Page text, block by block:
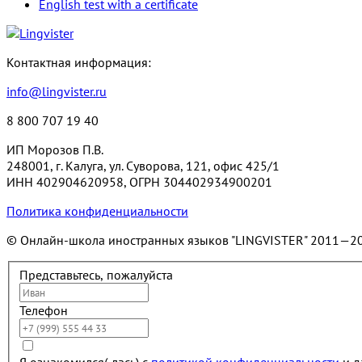
English test with a certificate
Контактная информация:
info@lingvister.ru
8 800 707 19 40
ИП Морозов П.В.
248001, г. Калуга, ул. Суворова, 121, офис 425/1
ИНН 402904620958, ОГРН 304402934900201
Политика конфиденциальности
© Онлайн-школа иностранных языков "LINGVISTER"
Представьтесь, пожалуйста
Телефон